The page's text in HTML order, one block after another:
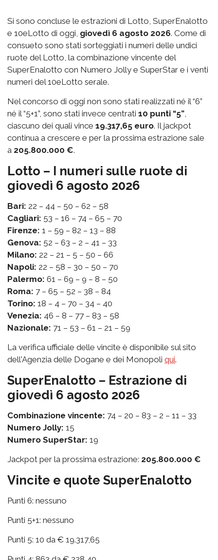
Si sono concluse le estrazioni di Lotto, SuperEnalotto
e 10eLotto di oggi, giovedì 6 agosto 2026. Come di
consueto sono stati sorteggiati i numeri delle undici
ruote del Lotto, la combinazione vincente del
SuperEnalotto con Numero Jolly e SuperStar e i venti
numeri del 10eLotto serale.
Nel concorso di oggi non sono stati realizzati né il “6”
né il “5+1”, sono stati invece centrati 10 punti “5”,
ciascuno dei quali vince 19.317,65 euro. Il jackpot
continua a crescere e per la prossima estrazione sale
a 205.800.000 €.
Lotto – I numeri sulle ruote di
giovedì 6 agosto 2026
Bari: 22 – 44 – 50 – 62 – 58
Cagliari: 53 – 16 – 74 – 65 – 70
Firenze: 1 – 59 – 82 – 13 – 88
Genova: 52 – 63 – 2 – 41 – 33
Milano: 22 – 21 – 5 – 50 – 66
Napoli: 22 – 58 – 30 – 50 – 70
Palermo: 61 – 69 – 9 – 8 – 50
Roma: 7 – 65 – 52 – 38 – 84
Torino: 18 – 4 – 70 – 34 – 40
Venezia: 46 – 8 – 77 – 83 – 58
Nazionale: 71 – 53 – 61 – 21 – 59
La verifica ufficiale delle vincite è disponibile sul sito
dell'Agenzia delle Dogane e dei Monopoli qui.
SuperEnalotto – Estrazione di
giovedì 6 agosto 2026
Combinazione vincente: 74 – 20 – 83 – 2 – 11 – 33
Numero Jolly: 15
Numero SuperStar: 19
Jackpot per la prossima estrazione: 205.800.000 €
Vincite e quote SuperEnalotto
Punti 6: nessuno
Punti 5+1: nessuno
Punti 5: 10 da € 19.317,65